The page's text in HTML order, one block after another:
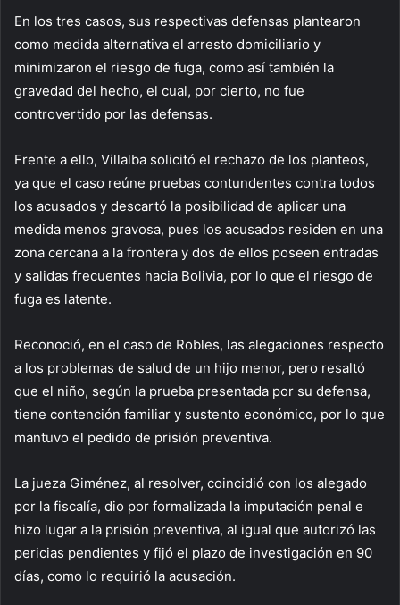
En los tres casos, sus respectivas defensas plantearon
como medida alternativa el arresto domiciliario y
minimizaron el riesgo de fuga, como así también la
gravedad del hecho, el cual, por cierto, no fue
controvertido por las defensas.
Frente a ello, Villalba solicitó el rechazo de los planteos,
ya que el caso reúne pruebas contundentes contra todos
los acusados y descartó la posibilidad de aplicar una
medida menos gravosa, pues los acusados residen en una
zona cercana a la frontera y dos de ellos poseen entradas
y salidas frecuentes hacia Bolivia, por lo que el riesgo de
fuga es latente.
Reconoció, en el caso de Robles, las alegaciones respecto
a los problemas de salud de un hijo menor, pero resaltó
que el niño, según la prueba presentada por su defensa,
tiene contención familiar y sustento económico, por lo que
mantuvo el pedido de prisión preventiva.
La jueza Giménez, al resolver, coincidió con los alegado
por la fiscalía, dio por formalizada la imputación penal e
hizo lugar a la prisión preventiva, al igual que autorizó las
pericias pendientes y fijó el plazo de investigación en 90
días, como lo requirió la acusación.